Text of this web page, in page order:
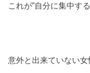
これが”自分に集中す
意外と出来ていない